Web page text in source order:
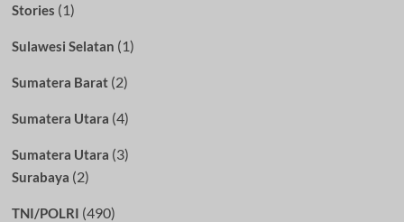
Stories (1)
Sulawesi Selatan (1)
Sumatera Barat(2)
Sumatera Utara (4)
Sumatera Utara (3)
Surabaya (2)
TNI/POLRI (490)